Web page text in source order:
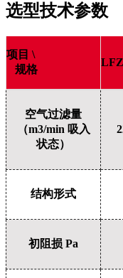
选型技术参数
项目 \
规格
空气过滤量
（m3/min 吸入
状态）
结构形式
初阻损 Pa